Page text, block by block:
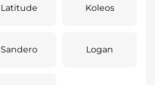
Latitude Koleos
Sandero Logan